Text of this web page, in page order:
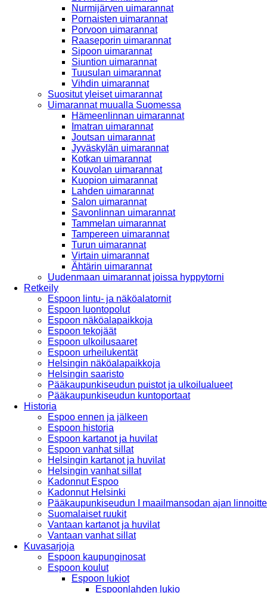
Nurmijärven uimarannat
Pornaisten uimarannat
Porvoon uimarannat
Raaseporin uimarannat
Sipoon uimarannat
Siuntion uimarannat
Tuusulan uimarannat
Vihdin uimarannat
Suositut yleiset uimarannat
Uimarannat muualla Suomessa
Hämeenlinnan uimarannat
Imatran uimarannat
Joutsan uimarannat
Jyväskylän uimarannat
Kotkan uimarannat
Kouvolan uimarannat
Kuopion uimarannat
Lahden uimarannat
Salon uimarannat
Savonlinnan uimarannat
Tammelan uimarannat
Tampereen uimarannat
Turun uimarannat
Virtain uimarannat
Ähtärin uimarannat
Uudenmaan uimarannat joissa hyppytorni
Retkeily
Espoon lintu- ja näköalatornit
Espoon luontopolut
Espoon näköalapaikkoja
Espoon tekojäät
Espoon ulkoilusaaret
Espoon urheilukentät
Helsingin näköalapaikkoja
Helsingin saaristo
Pääkaupunkiseudun puistot ja ulkoilualueet
Pääkaupunkiseudun kuntoportaat
Historia
Espoo ennen ja jälkeen
Espoon historia
Espoon kartanot ja huvilat
Espoon vanhat sillat
Helsingin kartanot ja huvilat
Helsingin vanhat sillat
Kadonnut Espoo
Kadonnut Helsinki
Pääkaupunkiseudun I maailmansodan ajan
Suomalaiset ruukit
Vantaan kartanot ja huvilat
Vantaan vanhat sillat
Kuvasarjoja
Espoon kaupunginosat
Espoon koulut
Espoon lukiot
Espoonlahden lukio